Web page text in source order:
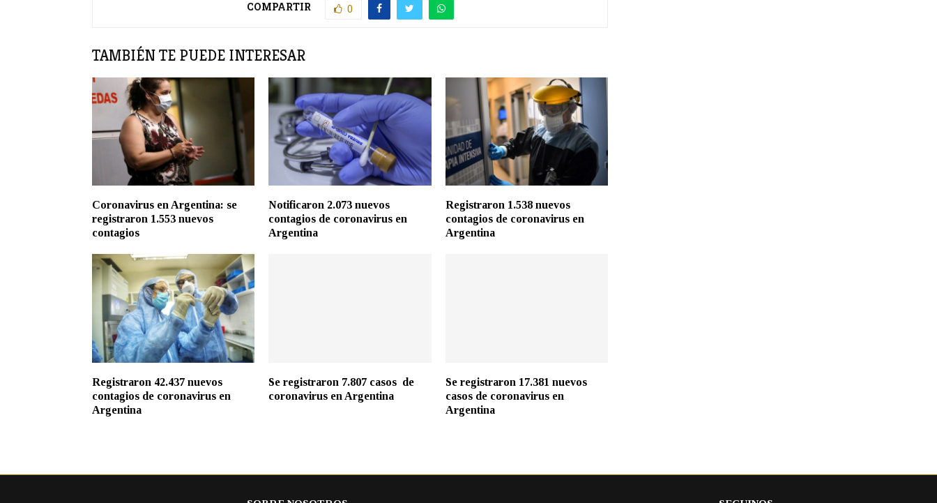
COMPARTIR 0
TAMBIÉN TE PUEDE INTERESAR
Coronavirus en Argentina: se
registraron 1.553 nuevos
contagios
Notificaron 2.073 nuevos
contagios de coronavirus en
Argentina
Registraron 1.538 nuevos
contagios de coronavirus en
Argentina
Registraron 42.437 nuevos
contagios de coronavirus en
Argentina
Se registraron 7.807 casos de
coronavirus en Argentina
Se registraron 17.381 nuevos
casos de coronavirus en
Argentina